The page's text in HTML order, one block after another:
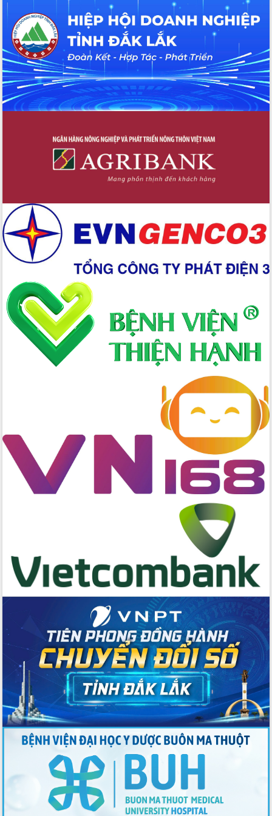
với Tập đoàn Bưu chính Viễn thông
Việt Nam
Thứ trưởng Bộ Y tế làm việc với tỉnh
Đắk Lắk về phát triển nhân lực y tế
cho trạm y tế cấp xã
Du lịch Đắk Lắk nâng tầm trải nghiệm
du khách thông qua Hệ thống cơ sở dữ
liệu và Bản đồ số
Tập huấn ứng dụng trí tuệ nhân tạo (AI)
Đoàn đại biểu Quốc hội tỉnh Đắk Lắk
trao đổi thông tin trước Kỳ họp thứ
nhất, Quốc hội khóa XVI
Quyết liệt cải cách hành chính, khơi
Nâng cao hiệu lực, hiệu quả HĐND
tỉnh thông qua hiện đại hóa hành chính
Xã Ea Phê gắn cải cách hành chính với
chuyển đổi số
Phó Chủ tịch Thường trực UBND tỉnh
Hồ Thị Nguyên Thảo làm việc tại Trung
tâm Phục vụ hành chính công xã Ea
Phê
Xây dựng nền hành chính số đồng
hành cùng nông dân dân, doanh nghiệp
Giai đoạn 2026-2030, Đắk Lắk phấn
đấu có 77% xã đạt chuẩn nông thôn
đai
Ứng dụng sinh trắc học - Bước tiến
trong hành trình chuyển đổi số tại Đắk
Lắk
Đắk Lắk nâng cao hiệu quả công tác
Tập huấn nâng cao năng lực triển khai
chuyển đổi số cho cán bộ, công chức
cấp xã
Đắk Lắk phát động hưởng ứng Ngày
Quyền của người tiêu dùng Việt Nam
Đẩy mạnh cải cách hành chính, quyết
tâm đạt được mục tiêu tăng trưởng
hai con số trong năm 2026
Tổ chức trang trọng Lễ hội Đền thờ
Lương Văn Chánh năm 2026
Phó Bí thư Tỉnh ủy Đắk Lắk Đỗ Hữu
Huy giữ chức Bí thư Đảng ủy Ủy Ban
Nhân dân tỉnh
Bệnh án điện tử thúc đẩy chuyển đổi
Chuyển đổi số thư viện: Mở rộng
không gian tri thức trong thời đại số
Đánh giá, rút kinh nghiệm công tác tổ
chức diễn tập trước ngày bầu cử